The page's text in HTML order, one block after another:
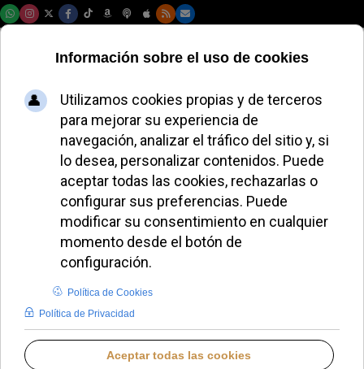
VÍDEO NOTICIAS DESTACADAS
Vídeo | León XIV abordará el
legado de los abusos en Francia